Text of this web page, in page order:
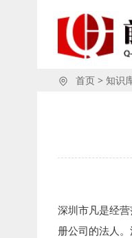
首页 > 知识
深圳市凡是经
册公司的法人